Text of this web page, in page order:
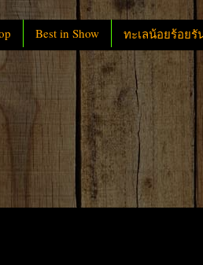
Best in Show ทะเลน้อยร้อยรั